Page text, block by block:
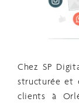
Chez SP
structurée et
clients à